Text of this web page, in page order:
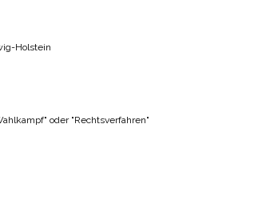
Holstein
oder "Rechtsverfahren"